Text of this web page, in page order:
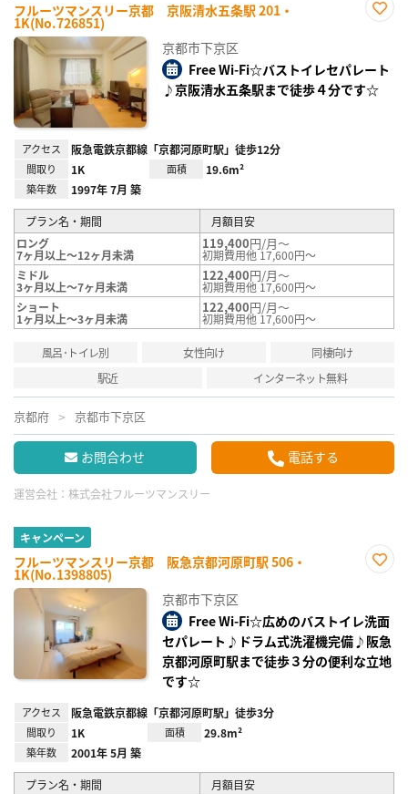
フルーツマンスリー京都 京阪清水五条駅 201・
1K(No.726851)
録
京都市下京区
Free Wi-Fi☆バストイレセパレート
♪京阪清水五条駅まで徒歩４分です☆
アクセス 阪急電鉄京都線「京都河原町駅」徒歩12分
間取り 1K 面積 19.6m²
築年数 1997年 7月 築
プラン名・期間
月額目安
ロング
7ヶ月以上～12ヶ月未満
119,400円/月～
初期費用他 17,600円～
ミドル
3ヶ月以上～7ヶ月未満
122,400円/月～
初期費用他 17,600円～
ショート
1ヶ月以上～3ヶ月未満
122,400円/月～
初期費用他 17,600円～
風呂･トイレ別 女性向け
同棲向け
駅近
インターネット無料
京都府 京都市下京区
お問合わせ 電話する
運営会社： 株式会社フルーツマンスリー
キャンペーン
フルーツマンスリー京都 阪急京都河原町駅 506・
1K(No.1398805)
録
京都市下京区
Free Wi-Fi☆広めのバストイレ洗面
セパレート♪ドラム式洗濯機完備♪阪急
京都河原町駅まで徒歩３分の便利な立地
です☆
アクセス 阪急電鉄京都線「京都河原町駅」徒歩3分
間取り 1K 面積 29.8m²
築年数 2001年 5月 築
プラン名・期間
月額目安